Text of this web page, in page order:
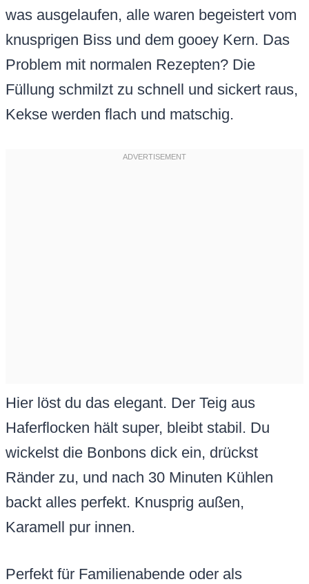
was ausgelaufen, alle waren begeistert vom
knusprigen Biss und dem gooey Kern. Das
Problem mit normalen Rezepten? Die
Füllung schmilzt zu schnell und sickert raus,
Kekse werden flach und matschig.
Hier löst du das elegant. Der Teig aus
Haferflocken hält super, bleibt stabil. Du
wickelst die Bonbons dick ein, drückst
Ränder zu, und nach 30 Minuten Kühlen
backt alles perfekt. Knusprig außen,
Karamell pur innen.
Perfekt für Familienabende oder als